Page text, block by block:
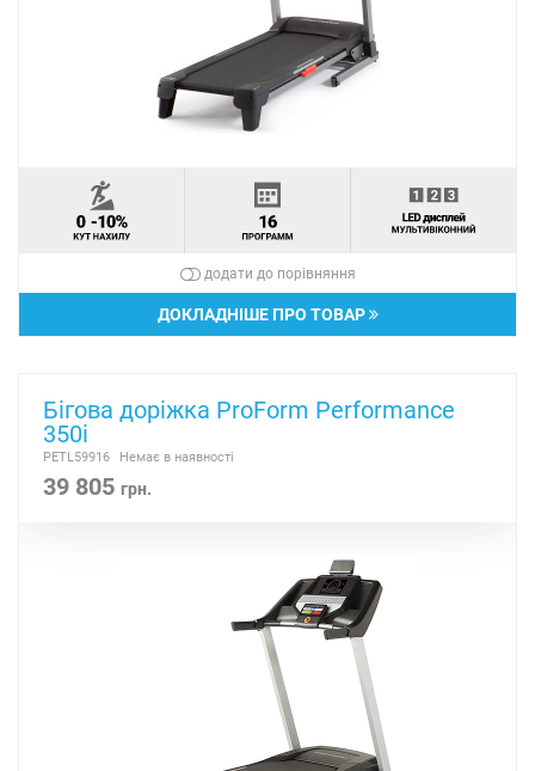
додати до порівняння
ДОКЛАДНІШЕ ПРО ТОВАР
Бігова доріжка ProForm Performance
350i
PETL59916 Немає в наявності
39 805 грн.